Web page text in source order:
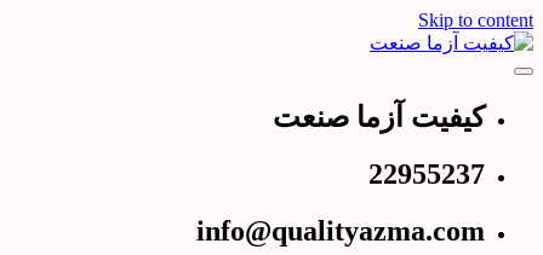
Skip to content
کیفیت آزما صنعت
کیفیت آزما صنعت
22955237
info@qualityazma.com